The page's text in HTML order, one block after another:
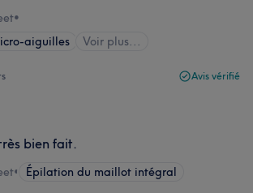
•
aiguilles
Voir plus...
Avis vérifié
bien fait.
• Épilation du maillot intégral